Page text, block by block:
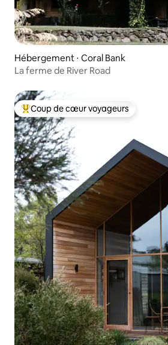
Hébergement ⋅ Coral Bank
La ferme de River Road
Coups de cœur voyageurs les plus
Coup de cœur voyageurs